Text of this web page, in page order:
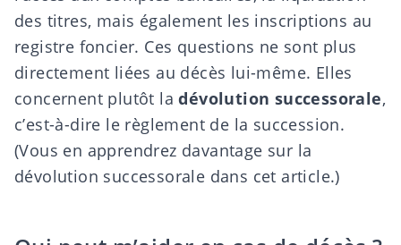
des titres, mais également les inscriptions au
registre foncier. Ces questions ne sont plus
directement liées au décès lui-même. Elles
concernent plutôt ladévolution successorale,
c’est-à-dire le règlement de la succession.
(Vous en apprendrez davantage sur la
dévolution successorale dans cet article.)